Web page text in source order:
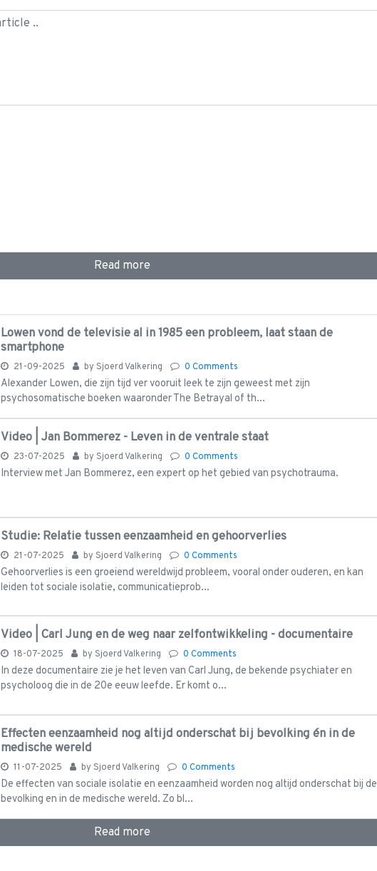
Read more
Lowen vond de televisie al in 1985 een probleem, laat staan de
smartphone
21-09-2025 by Sjoerd Valkering 0 Comments
Alexander Lowen, die zijn tijd ver vooruit leek te zijn geweest met zijn
psychosomatische boeken waaronder The Betrayal of th...
Video | Jan Bommerez - Leven in de ventrale staat
23-07-2025 by Sjoerd Valkering 0 Comments
Interview met Jan Bommerez, een expert op het gebied van psychotrauma.
Studie: Relatie tussen eenzaamheid en gehoorverlies
21-07-2025 by Sjoerd Valkering 0 Comments
Gehoorverlies is een groeiend wereldwijd probleem, vooral onder ouderen, en kan
leiden tot sociale isolatie, communicatieprob...
Video | Carl Jung en de weg naar zelfontwikkeling - documentaire
18-07-2025 by Sjoerd Valkering 0 Comments
In deze documentaire zie je het leven van Carl Jung, de bekende psychiater en
psycholoog die in de 20e eeuw leefde. Er komt o...
Effecten eenzaamheid nog altijd onderschat bij bevolking én in de
medische wereld
11-07-2025 by Sjoerd Valkering 0 Comments
De effecten van sociale isolatie en eenzaamheid worden nog altijd onderschat bij de
bevolking en in de medische wereld. Zo bl...
Read more